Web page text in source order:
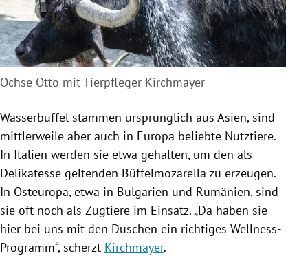
Ochse Otto mit Tierpfleger Kirchmayer
Wasserbüffel stammen ursprünglich aus Asien, sind
mittlerweile aber auch in Europa beliebte Nutztiere.
In Italien werden sie etwa gehalten, um den als
Delikatesse geltenden Büffelmozarella zu erzeugen.
In Osteuropa, etwa in Bulgarien und Rumänien, sind
sie oft noch als Zugtiere im Einsatz. „Da haben sie
hier bei uns mit den Duschen ein richtiges Wellness-
Programm“, scherzt Kirchmayer.